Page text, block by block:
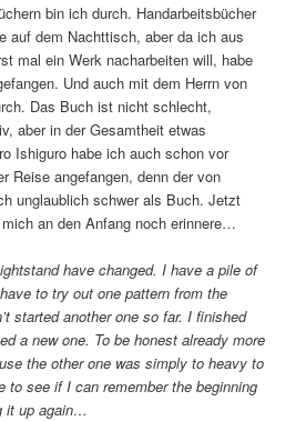
bin ich durch. Handarbeitsbücher
auf dem Nachttisch, aber da ich aus
mal ein Werk nacharbeiten will, habe
Und auch mit dem Herrn von
Das Buch ist nicht schlecht,
aber in der Gesamtheit etwas
Ishiguro habe ich auch schon vor
Reise angefangen, denn der von
unglaublich schwer als Buch. Jetzt
an den Anfang noch erinnere…
have changed. I have a pile of
to try out one pattern from the
started another one so far. I finished
a new one. To be honest already more
the other one was simply to heavy to
to see if I can remember the beginning
it up again…